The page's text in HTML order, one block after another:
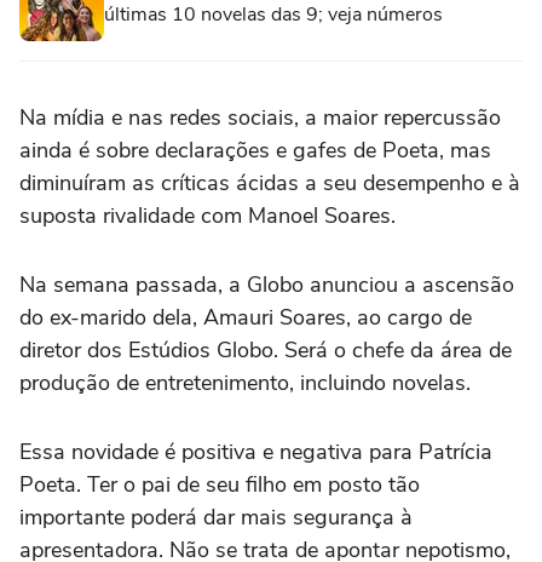
últimas 10 novelas das 9; veja números
Na mídia e nas redes sociais, a maior repercussão
ainda é sobre declarações e gafes de Poeta, mas
diminuíram as críticas ácidas a seu desempenho e à
suposta rivalidade com Manoel Soares.
Na semana passada, a Globo anunciou a ascensão
do ex-marido dela, Amauri Soares, ao cargo de
diretor dos Estúdios Globo. Será o chefe da área de
produção de entretenimento, incluindo novelas.
Essa novidade é positiva e negativa para Patrícia
Poeta. Ter o pai de seu filho em posto tão
importante poderá dar mais segurança à
apresentadora. Não se trata de apontar nepotismo,